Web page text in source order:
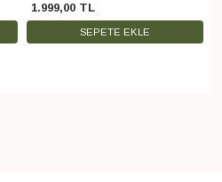
1.999,00 TL
SEPETE EKLE